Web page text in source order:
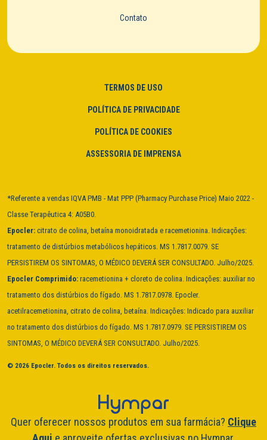
Contato
TERMOS DE USO
POLÍTICA DE PRIVACIDADE
POLÍTICA DE COOKIES
ASSESSORIA DE IMPRENSA
*Referente a vendas IQVA PMB - Mat PPP (Pharmacy Purchase Price) Maio 2022 -
Classe Terapêutica 4: A05B0.
Epocler: citrato de colina, betaína monoidratada e racemetionina. Indicações:
tratamento de distúrbios metabólicos hepáticos. MS 1.7817.0079. SE
PERSISTIREM OS SINTOMAS, O MÉDICO DEVERÁ SER CONSULTADO. Julho/2025.
Epocler Comprimido: racemetionina + cloreto de colina. Indicações: auxiliar no
tratamento dos distúrbios do fígado. MS 1.7817.0978. Epocler.
acetilracemetionina, citrato de colina, betaína. Indicações: Indicado para auxiliar
no tratamento dos distúrbios do fígado. MS 1.7817.0979. SE PERSISTIREM OS
SINTOMAS, O MÉDICO DEVERÁ SER CONSULTADO. Julho/2025.
© 2026 Epocler. Todos os direitos reservados.
Quer oferecer nossos produtos em sua farmácia? Clique